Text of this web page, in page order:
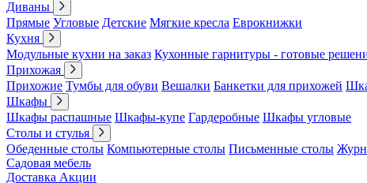
Диваны
Прямые Угловые Детские Мягкие кресла Еврокнижки
Кухня
Модульные кухни на заказ Кухонные гарнитуры - готовые
Прихожая
Прихожие Тумбы для обуви Вешалки Банкетки для прихожей
Шкафы
Шкафы распашные Шкафы-купе Гардеробные Шкафы угловые
Столы и стулья
Обеденные столы Компьютерные столы Письменные столы
Садовая мебель
Доставка Акции